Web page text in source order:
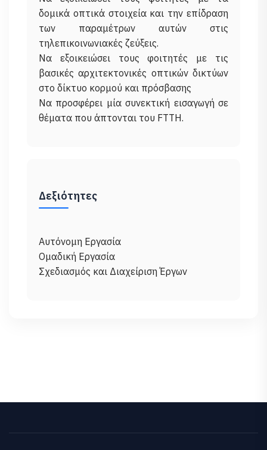
δομικά οπτικά στοιχεία και την επίδραση
των παραμέτρων αυτών στις
τηλεπικοινωνιακές ζεύξεις.
Να εξοικειώσει τους φοιτητές με τις
βασικές αρχιτεκτονικές οπτικών δικτύων
στο δίκτυο κορμού και πρόσβασης
Να προσφέρει μία συνεκτική εισαγωγή σε
Δεξιότητες
Αυτόνομη Εργασία
Ομαδική Εργασία